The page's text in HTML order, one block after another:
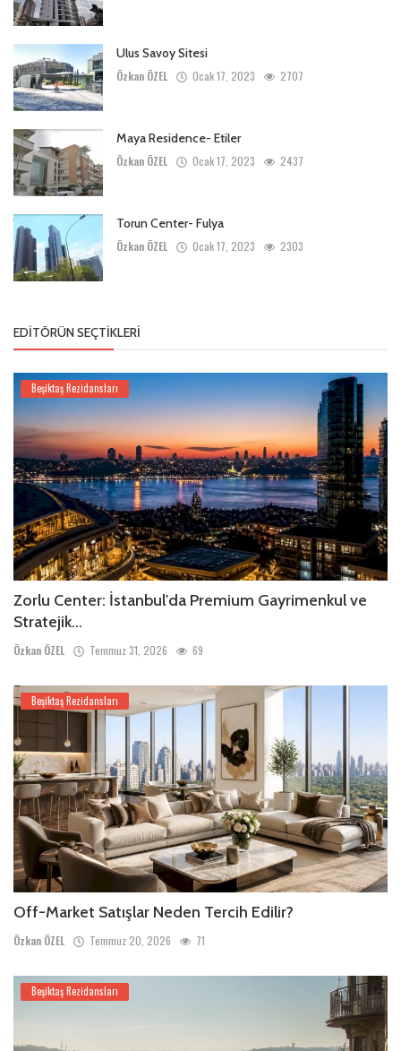
Ulus Savoy Sitesi
Özkan ÖZEL Ocak 17, 2023 2707
Maya Residence- Etiler
Özkan ÖZEL Ocak 17, 2023 2437
Torun Center- Fulya
Özkan ÖZEL Ocak 17, 2023 2303
EDITÖRÜN SEÇTIKLERI
Beşiktaş Rezidansları
Zorlu Center: İstanbul'da Premium Gayrimenkul ve
Stratejik...
Özkan ÖZEL Temmuz 31, 2026 69
Beşiktaş Rezidansları
Off-Market Satışlar Neden Tercih Edilir?
Özkan ÖZEL Temmuz 20, 2026 71
Beşiktaş Rezidansları